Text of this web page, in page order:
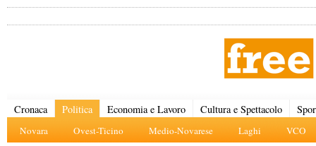
Cronaca Politica
Novara Ovest-Ticino Medio-Novarese Laghi VCO
Economia e Lavoro Cultura e Spettacolo